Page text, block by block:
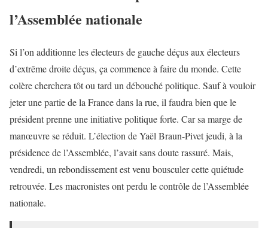
l’Assemblée nationale
Si l’on additionne les électeurs de gauche déçus aux électeurs
d’extrême droite déçus, ça commence à faire du monde. Cette
colère cherchera tôt ou tard un débouché politique. Sauf à vouloir
jeter une partie de la France dans la rue, il faudra bien que le
président prenne une initiative politique forte. Car sa marge de
manœuvre se réduit. L’élection de Yaël Braun-Pivet jeudi, à la
présidence de l’Assemblée, l’avait sans doute rassuré. Mais,
vendredi, un rebondissement est venu bousculer cette quiétude
retrouvée. Les macronistes ont perdu le contrôle de l’Assemblée
nationale.